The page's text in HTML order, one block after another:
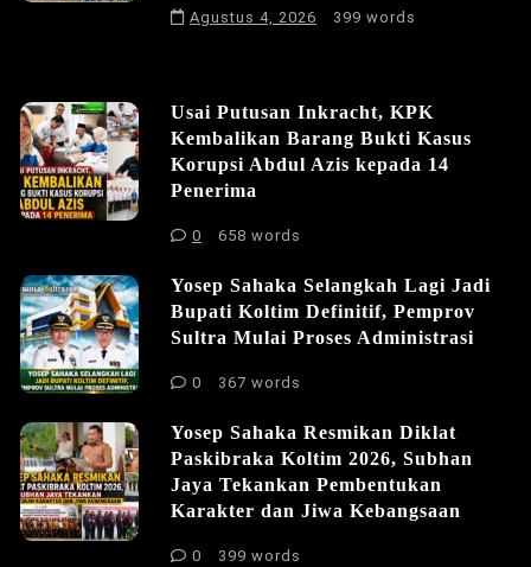
Agustus 4, 2026 399 words
Usai Putusan Inkracht, KPK
Kembalikan Barang Bukti Kasus
Korupsi Abdul Azis kepada 14
Penerima
0 658 words
Yosep Sahaka Selangkah Lagi Jadi
Bupati Koltim Definitif, Pemprov
Sultra Mulai Proses Administrasi
0 367 words
Yosep Sahaka Resmikan Diklat
Paskibraka Koltim 2026, Subhan
Jaya Tekankan Pembentukan
Karakter dan Jiwa Kebangsaan
0 399 words